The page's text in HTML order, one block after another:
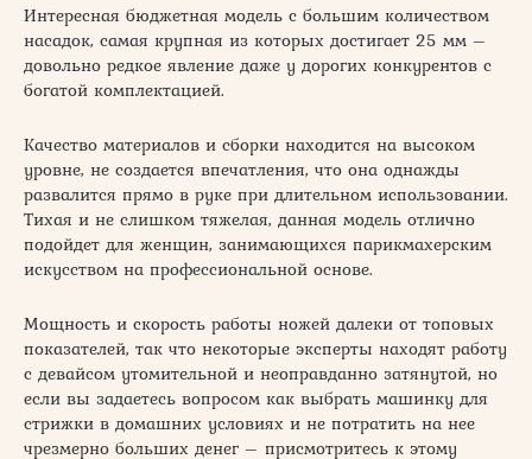
Интересная бюджетная модель с большим количеством
насадок, самая крупная из которых достигает 25 мм –
довольно редкое явление даже у дорогих конкурентов с
богатой комплектацией.
Качество материалов и сборки находится на высоком
уровне, не создается впечатления, что она однажды
развалится прямо в руке при длительном использовании.
Тихая и не слишком тяжелая, данная модель отлично
подойдет для женщин, занимающихся парикмахерским
искусством на профессиональной основе.
Мощность и скорость работы ножей далеки от топовых
показателей, так что некоторые эксперты находят работу
с девайсом утомительной и неоправданно затянутой, но
если вы задаетесь вопросом как выбрать машинку для
стрижки в домашних условиях и не потратить на нее
чрезмерно больших денег – присмотритесь к этому